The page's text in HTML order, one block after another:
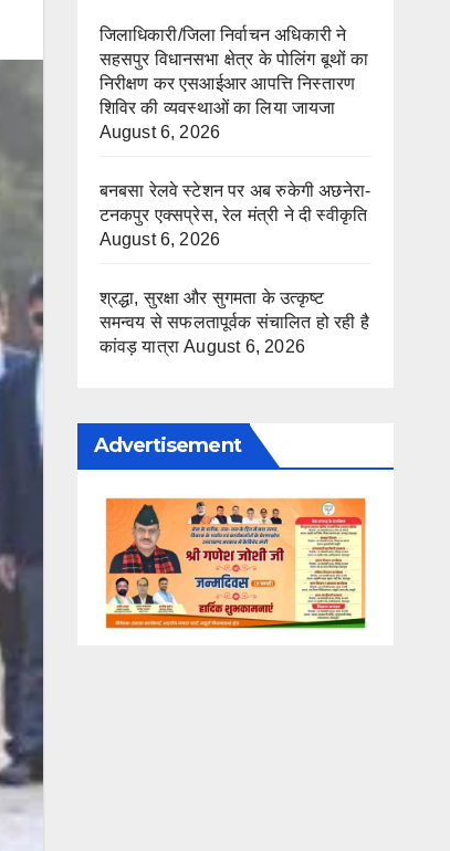
जिलाधिकारी/जिला निर्वाचन अधिकारी ने
सहसपुर विधानसभा क्षेत्र के पोलिंग बूथों का
निरीक्षण कर एसआईआर आपत्ति निस्तारण
शिविर की व्यवस्थाओं का लिया जायजा
August 6, 2026
बनबसा रेलवे स्टेशन पर अब रुकेगी अछनेरा-
टनकपुर एक्सप्रेस, रेल मंत्री ने दी स्वीकृति
August 6, 2026
श्रद्धा, सुरक्षा और सुगमता के उत्कृष्ट
समन्वय से सफलतापूर्वक संचालित हो रही है
कांवड़ यात्रा August 6, 2026
Advertisement